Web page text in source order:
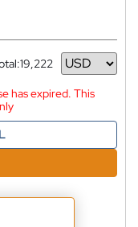
19,222
has expired. This